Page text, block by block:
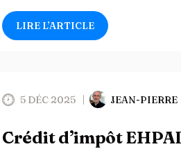
LIRE L’ARTICLE
5 DÉC 2025 JEAN-PIERRE
Crédit d’impôt